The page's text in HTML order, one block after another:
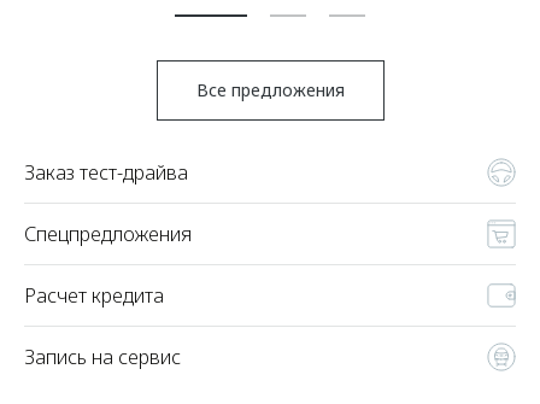
Все предложения
Заказ тест-драйва
Спецпредложения
Расчет кредита
Запись на сервис